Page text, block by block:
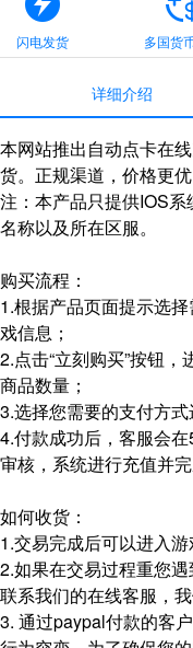
闪电发货 多国货
详细介绍
本网站推出自动点卡在
货。正规渠道，价格更优
注：本产品只提供IOS
名称以及所在区服。
购买流程：
1.根据产品页面提示选
戏信息；
2.点击“立刻购买”按钮
商品数量；
3.选择您需要的支付方
4.付款成功后，客服会
审核，系统进行充值并完
如何收货：
1.交易完成后可以进入
2.如果在交易过程重您
联系我们的在线客服，
3. 通过paypal付款的客